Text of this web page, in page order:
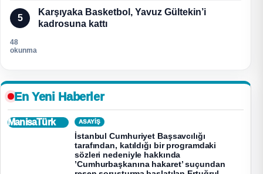
5
Karşıyaka Basketbol, Yavuz Gültekin’i
kadrosuna kattı
48
okunma
En Yeni Haberler
ManisaTürk ASAYİŞ
İstanbul Cumhuriyet Başsavcılığı
tarafından, katıldığı bir programdaki
sözleri nedeniyle hakkında
’Cumhurbaşkanına hakaret’ suçundan